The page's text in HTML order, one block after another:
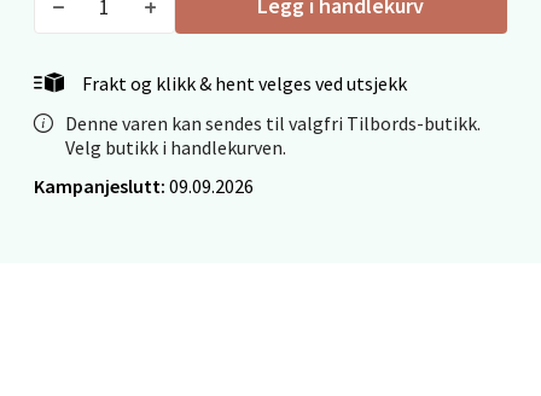
Legg i handlekurv
Frakt og klikk & hent velges ved utsjekk
Denne varen kan sendes til valgfri Tilbords-butikk.
Velg butikk i handlekurven.
Kampanjeslutt: 09.09.2026
Mo i Rana - Thon Senter Mo i Rana
Fridtjof Nansensgate 22, 8622 Mo i Rana
Åpent i dag 09-19